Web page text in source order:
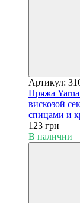
Артикул:
Пряжа
вискозой
спицами и
123 грн
В наличии